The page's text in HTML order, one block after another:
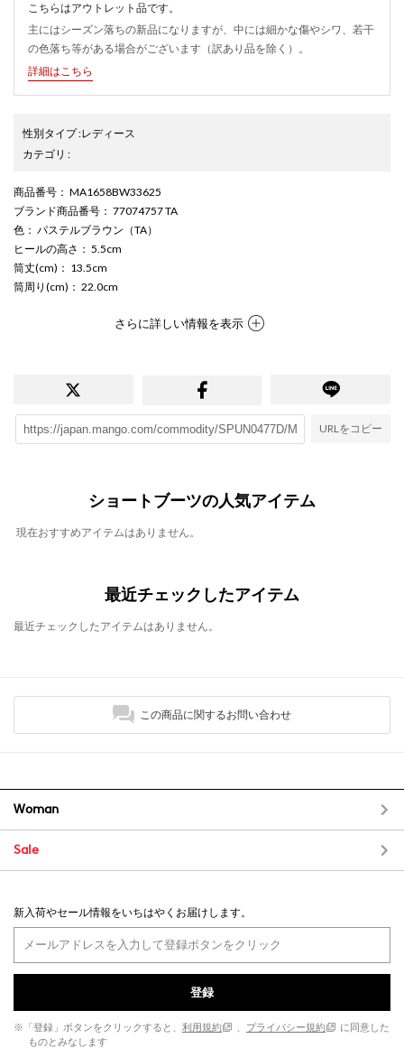
こちらはアウトレット品です。
主にはシーズン落ちの新品になりますが、中には細かな傷やシワ、若干
の色落ち等がある場合がございます（訳あり品を除く）。
詳細はこちら
性別タイプ:レディース
カテゴリ :
商品番号 ： MA1658BW33625
ブランド商品番号 ： 77074757 TA
色 ： パステルブラウン（TA）
ヒールの高さ ： 5.5cm
筒丈(cm) ： 13.5cm
筒周り(cm) ： 22.0cm
さらに詳しい情報を表示
URLをコピー
ショートブーツの人気アイテム
現在おすすめアイテムはありません。
最近チェックしたアイテム
最近チェックしたアイテムはありません。
この商品に関するお問い合わせ
Woman
Sale
新入荷やセール情報をいちはやくお届けします。
登録
※「登録」ボタンをクリックすると、 利用規約 、 プライバシー規約
に同意した
ものとみなします